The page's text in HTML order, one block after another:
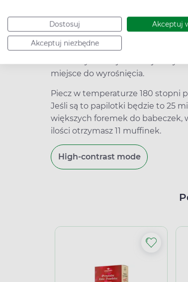
Dostosuj Akceptuj
Akceptuj niezbędne
Jak przygotować
Ugotowane buraczki zmiksuj na
dokładnie połącz. Do drugiej
Wymieszaj. Następnie połącz
czasu uzyskania jednolitej masy.
miejsce do wyrośnięcia.
Piecz w temperaturze 180 stopni
Jeśli są to papilotki będzie to 25
większych foremek do babeczek,
ilości otrzymasz 11 muffinek.
High-contrast mode